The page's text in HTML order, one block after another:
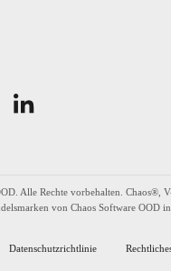
Alle Rechte vorbehalten. Chaos®,
von Chaos Software OOD
Datenschutzrichtlinie